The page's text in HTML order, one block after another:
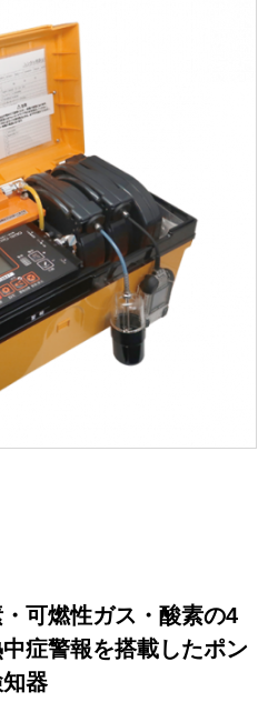
可燃性ガス・酸素の4
症警報を搭載したポン
器